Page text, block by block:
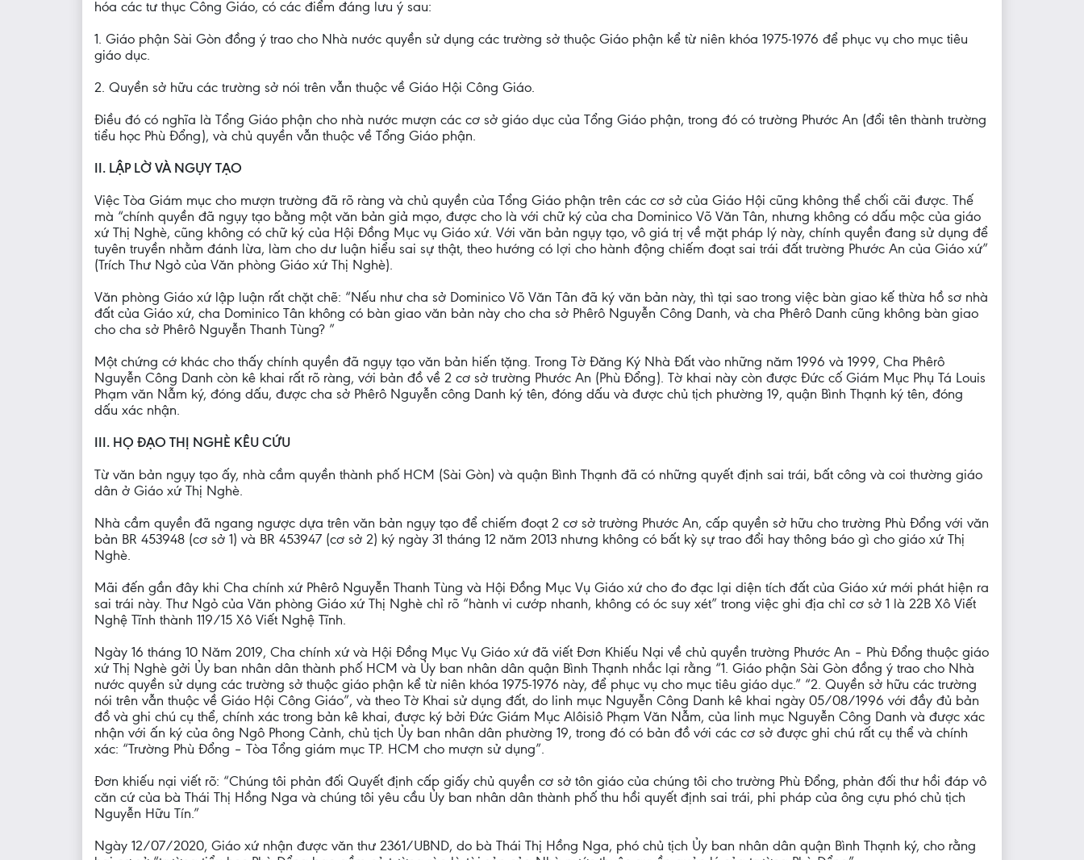
hóa các tư thục Công Giáo, có các điểm đáng lưu ý sau:
1. Giáo phận Sài Gòn đồng ý trao cho Nhà nước quyền sử dụng các trường sở thuộc Giáo phận kể từ niên khóa 1975-1976 để phục vụ cho mục tiêu
giáo dục.
2. Quyền sở hữu các trường sở nói trên vẫn thuộc về Giáo Hội Công Giáo.
Điều đó có nghĩa là Tổng Giáo phận cho nhà nước mượn các cơ sở giáo dục của Tổng Giáo phận, trong đó có trường Phước An (đổi tên thành trường
tiểu học Phù Đổng), và chủ quyền vẫn thuộc về Tổng Giáo phận.
II. LẬP LỜ VÀ NGỤY TẠO
Việc Tòa Giám mục cho mượn trường đã rõ ràng và chủ quyền của Tổng Giáo phận trên các cơ sở của Giáo Hội cũng không thể chối cãi được. Thế
mà “chính quyền đã ngụy tạo bằng một văn bản giả mạo, được cho là với chữ ký của cha Dominico Võ Văn Tân, nhưng không có dấu mộc của giáo
xứ Thị Nghè, cũng không có chữ ký của Hội Đồng Mục vụ Giáo xứ. Với văn bản ngụy tạo, vô giá trị về mặt pháp lý này, chính quyền đang sử dụng để
tuyên truyền nhằm đánh lừa, làm cho dư luận hiểu sai sự thật, theo hướng có lợi cho hành động chiếm đoạt sai trái đất trường Phước An của Giáo xứ”
(Trích Thư Ngỏ của Văn phòng Giáo xứ Thị Nghè).
Văn phòng Giáo xứ lập luận rất chặt chẽ: “Nếu như cha sở Dominico Võ Văn Tân đã ký văn bản này, thì tại sao trong việc bàn giao kế thừa hồ sơ nhà
đất của Giáo xứ, cha Dominico Tân không có bàn giao văn bản này cho cha sở Phêrô Nguyễn Công Danh, và cha Phêrô Danh cũng không bàn giao
cho cha sở Phêrô Nguyễn Thanh Tùng? ”
Một chứng cớ khác cho thấy chính quyền đã ngụy tạo văn bản hiến tặng. Trong Tờ Đăng Ký Nhà Đất vào những năm 1996 và 1999, Cha Phêrô
Nguyễn Công Danh còn kê khai rất rõ ràng, với bản đồ về 2 cơ sở trường Phước An (Phù Đổng). Tờ khai này còn được Đức cố Giám Mục Phụ Tá Louis
Phạm văn Nẫm ký, đóng dấu, được cha sở Phêrô Nguyễn công Danh ký tên, đóng dấu và được chủ tịch phường 19, quận Bình Thạnh ký tên, đóng
dấu xác nhận.
III. HỌ ĐẠO THỊ NGHÈ KÊU CỨU
Từ văn bản ngụy tạo ấy, nhà cầm quyền thành phố HCM (Sài Gòn) và quận Bình Thạnh đã có những quyết định sai trái, bất công và coi thường giáo
dân ở Giáo xứ Thị Nghè.
Nhà cầm quyền đã ngang ngược dựa trên văn bản ngụy tạo để chiếm đoạt 2 cơ sở trường Phước An, cấp quyền sở hữu cho trường Phù Đổng với văn
bản BR 453948 (cơ sở 1) và BR 453947 (cơ sở 2) ký ngày 31 tháng 12 năm 2013 nhưng không có bất kỳ sự trao đổi hay thông báo gì cho giáo xứ Thị
Nghè.
Mãi đến gần đây khi Cha chính xứ Phêrô Nguyễn Thanh Tùng và Hội Đồng Mục Vụ Giáo xứ cho đo đạc lại diện tích đất của Giáo xứ mới phát hiện ra
sai trái này. Thư Ngỏ của Văn phòng Giáo xứ Thị Nghè chỉ rõ “hành vi cướp nhanh, không có óc suy xét” trong việc ghi địa chỉ cơ sở 1 là 22B Xô Viết
Nghệ Tĩnh thành 119/15 Xô Viết Nghệ Tĩnh.
Ngày 16 tháng 10 Năm 2019, Cha chính xứ và Hội Đồng Mục Vụ Giáo xứ đã viết Đơn Khiếu Nại về chủ quyền trường Phước An – Phù Đổng thuộc giáo
xứ Thị Nghè gởi Ủy ban nhân dân thành phố HCM và Ủy ban nhân dân quận Bình Thạnh nhắc lại rằng “1. Giáo phận Sài Gòn đồng ý trao cho Nhà
nước quyền sử dụng các trường sở thuộc giáo phận kể từ niên khóa 1975-1976 này, để phục vụ cho mục tiêu giáo dục.” “2. Quyền sở hữu các trường
nói trên vẫn thuộc về Giáo Hội Công Giáo”, và theo Tờ Khai sử dụng đất, do linh mục Nguyễn Công Danh kê khai ngày 05/08/1996 với đầy đủ bản
đồ và ghi chú cụ thể, chính xác trong bản kê khai, được ký bởi Đức Giám Mục Alôisiô Phạm Văn Nẫm, của linh mục Nguyễn Công Danh và được xác
nhận với ấn ký của ông Ngô Phong Cảnh, chủ tịch Ủy ban nhân dân phường 19, trong đó có bản đồ với các cơ sở được ghi chú rất cụ thể và chính
xác: “Trường Phù Đổng – Tòa Tổng giám mục TP. HCM cho mượn sử dụng”.
Đơn khiếu nại viết rõ: “Chúng tôi phản đối Quyết định cấp giấy chủ quyền cơ sở tôn giáo của chúng tôi cho trường Phù Đổng, phản đối thư hồi đáp vô
căn cứ của bà Thái Thị Hồng Nga và chúng tôi yêu cầu Ủy ban nhân dân thành phố thu hồi quyết định sai trái, phi pháp của ông cựu phó chủ tịch
Nguyễn Hữu Tín.”
Ngày 12/07/2020, Giáo xứ nhận được văn thư 2361/UBND, do bà Thái Thị Hồng Nga, phó chủ tịch Ủy ban nhân dân quận Bình Thạnh ký, cho rằng